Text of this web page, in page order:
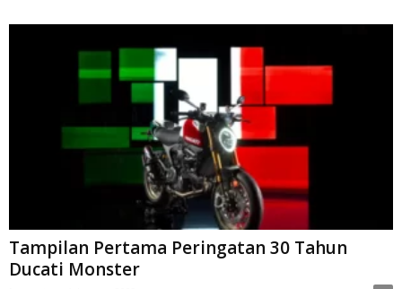
Tampilan Pertama Peringatan 30 Tahun
Ducati Monster